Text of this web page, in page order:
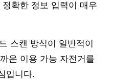
확한 정보 입력이 매우
스캔 방식이 일반적이
운 이용 가능 자전거를
입니다.